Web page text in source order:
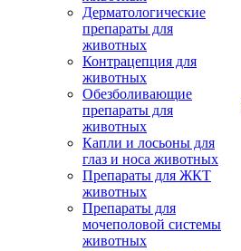
Дерматологические
препараты для
животных
Контрацепция для
животных
Обезболивающие
препараты для
животных
Капли и лосьоны для
глаз и носа животных
Препараты для ЖКТ
животных
Препараты для
мочеполовой системы
животных